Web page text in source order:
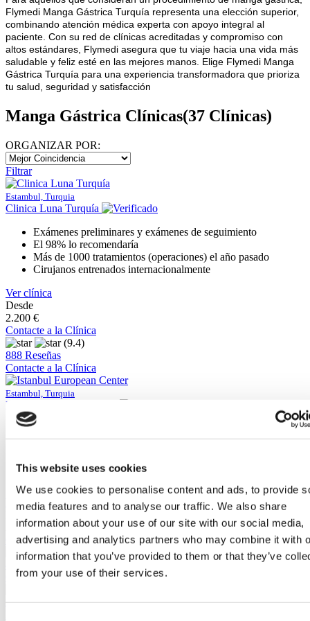
This website uses cookies
We use cookies to personalise content and ads, to provide
media features and to analyse our traffic. We also share
information about your use of our site with our social media,
advertising and analytics partners who may combine it with
information that you’ve provided to them or that they’ve
from your use of their services.
Flymedi Manga Gástrica Turquía representa una elección superior,
combinando atención médica experta con apoyo integral al
paciente. Con su red de clínicas acreditadas y compromiso con
altos estándares, Flymedi asegura que tu viaje hacia una vida más
saludable y feliz esté en las mejores manos. Elige Flymedi Manga
Gástrica Turquía para una experiencia transformadora que prioriza
tu salud, seguridad y satisfacción
Manga Gástrica Clínicas(37 Clínicas)
ORGANIZAR POR:
Filtrar
Estambul, Turquia
Clinica Luna Turquía
Exámenes preliminares y exámenes de seguimiento
El 98% lo recomendaría
Más de 1000 tratamientos (operaciones) el año pasado
Cirujanos entrenados internacionalmente
Ver clínica
Desde
2.200 €
Contacte a la Clínica
(9.4)
888 Reseñas
Contacte a la Clínica
Estambul, Turquia
Istanbul European Center
El 97% lo recomienda
La clínica utiliza tecnología de última generación
Plastica de Turquía)
Ver clínica
2.250 €
Contacte a la Clínica
(9.3)
Contacte a la Clínica
Estambul, Turquia